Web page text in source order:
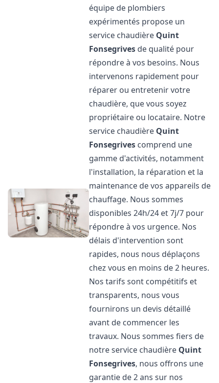
équipe de plombiers
expérimentés propose un
service chaudière Quint
Fonsegrives de qualité pour
répondre à vos besoins. Nous
intervenons rapidement pour
réparer ou entretenir votre
chaudière, que vous soyez
propriétaire ou locataire. Notre
service chaudière Quint
Fonsegrives comprend une
gamme d'activités, notamment
l'installation, la réparation et la
maintenance de vos appareils de
chauffage. Nous sommes
disponibles 24h/24 et 7j/7 pour
répondre à vos urgence. Nos
délais d'intervention sont
rapides, nous nous déplaçons
chez vous en moins de 2 heures.
Nos tarifs sont compétitifs et
transparents, nous vous
fournirons un devis détaillé
avant de commencer les
travaux. Nous sommes fiers de
notre service chaudière Quint
Fonsegrives, nous offrons une
garantie de 2 ans sur nos